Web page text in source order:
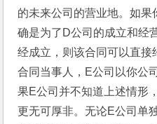
的未来公司的营业地。如果
确是为了D公司的成立和经
经成立，则该合同可以直
合同当事人，E公司以你公
果E公司并不知道上述情形
更无可厚非。无论E公司单